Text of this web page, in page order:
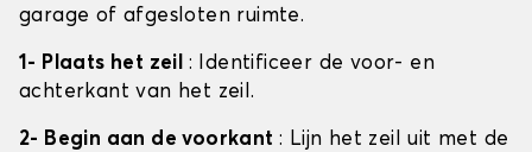
garage of afgesloten ruimte.
1- Plaats het zeil : Identificeer de voor- en
achterkant van het zeil.
2- Begin aan de voorkant : Lijn het zeil uit met de